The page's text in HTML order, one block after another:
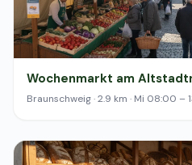
Wochenmarkt am
Braunschweig · 2.9 km · Mi 08:00